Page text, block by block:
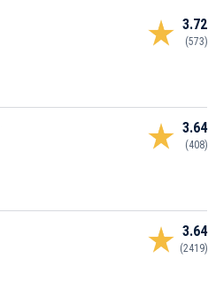
3.72
(573)
3.64
(408)
3.64
(2419)